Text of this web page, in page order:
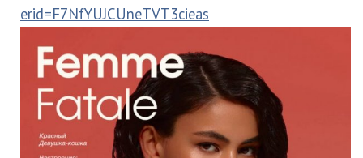
erid=F7NfYUJCUneTVT3cieas